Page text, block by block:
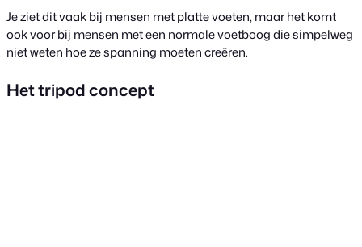
Je ziet dit vaak bij mensen met platte voeten, maar het komt
ook voor bij mensen met een normale voetboog die simpelweg
niet weten hoe ze spanning moeten creëren.
Het tripod concept